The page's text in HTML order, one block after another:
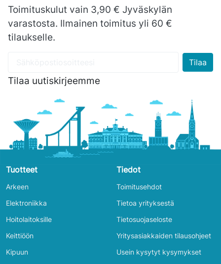
Toimituskulut vain 3,90 € Jyväskylän
varastosta. Ilmainen toimitus yli 60 €
tilaukselle.
Tilaa uutiskirjeemme
Tuotteet
Arkeen
Elektroniikka
Hoitolaitoksille
Keittiöön
Kipuun
Tiedot
Toimitusehdot
Tietoa yrityksestä
Tietosuojaseloste
Yritysasiakkaiden tilausohjeet
Usein kysytyt kysymykset